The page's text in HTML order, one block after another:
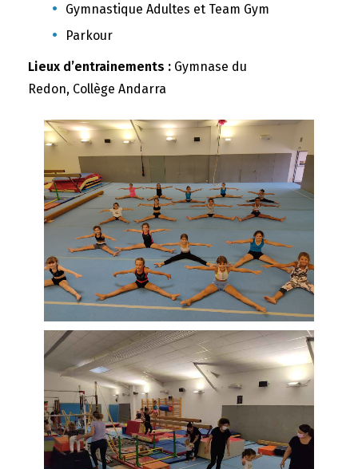
Gymnastique Adultes et Team Gym
Parkour
Lieux d’entrainements : Gymnase du
Redon, Collège Andarra